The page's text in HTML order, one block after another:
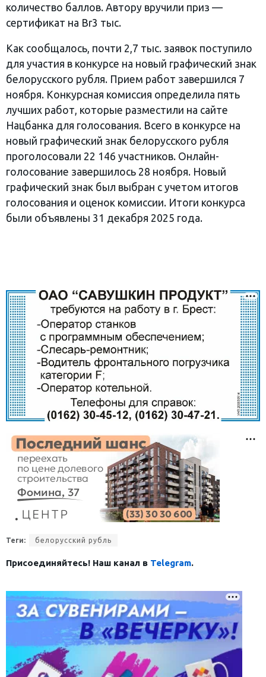
количество баллов. Автору вручили приз —
сертификат на Br3 тыс.
Как сообщалось, почти 2,7 тыс. заявок поступило
для участия в конкурсе на новый графический знак
белорусского рубля. Прием работ завершился 7
ноября. Конкурсная комиссия определила пять
лучших работ, которые разместили на сайте
Нацбанка для голосования. Всего в конкурсе на
новый графический знак белорусского рубля
проголосовали 22 146 участников. Онлайн-
голосование завершилось 28 ноября. Новый
графический знак был выбран с учетом итогов
голосования и оценок комиссии. Итоги конкурса
были объявлены 31 декабря 2025 года.
Теги: белорусский рубль
Присоединяйтесь! Наш канал в Telegram.